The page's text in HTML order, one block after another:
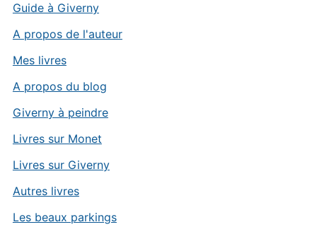
Guide à Giverny
A propos de l'auteur
Mes livres
A propos du blog
Giverny à peindre
Livres sur Monet
Livres sur Giverny
Autres livres
Les beaux parkings